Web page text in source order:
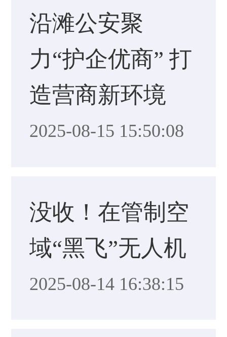
沿滩公安聚
力“护企优商” 打
造营商新环境
2025-08-15 15:50:08
没收！在管制空
域“黑飞”无人机
2025-08-14 16:38:15